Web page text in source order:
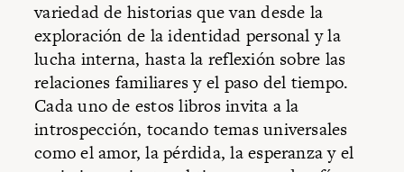
variedad de historias que van desde la
exploración de la identidad personal y la
lucha interna, hasta la reflexión sobre las
relaciones familiares y el paso del tiempo.
Cada uno de estos libros invita a la
introspección, tocando temas universales
como el amor, la pérdida, la esperanza y el